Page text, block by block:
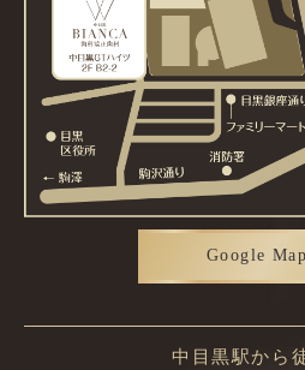
Google Map
中目黒駅から